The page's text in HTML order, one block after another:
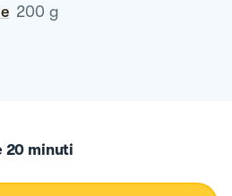
200 g
20 minuti